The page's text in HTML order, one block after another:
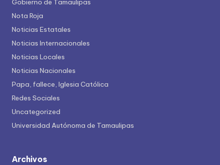
Gobierno de Tamaulipas
Nota Roja
Noticias Estatales
Noticias Internacionales
Noticias Locales
Noticias Nacionales
Papa, fallece, Iglesia Católica
Redes Sociales
Uncategorized
Universidad Autónoma de Tamaulipas
Archivos